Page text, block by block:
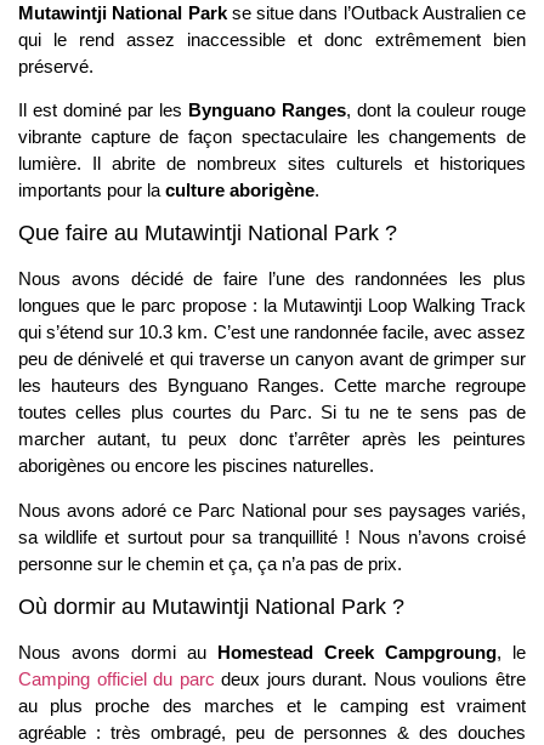
Mutawintji National Parkse situe dans l’Outback Australien ce
qui le rend assez inaccessible et donc extrêmement bien
préservé.
Il est dominé par les Bynguano Ranges, dont la couleur rouge
vibrante capture de façon spectaculaire les changements de
lumière. Il abrite de nombreux sites culturels et historiques
importants pour la culture aborigène.
Que faire au Mutawintji National Park ?
Nous avons décidé de faire l’une des randonnées les plus
longues que le parc propose : la Mutawintji Loop Walking Track
qui s’étend sur 10.3 km. C’est une randonnée facile, avec assez
peu de dénivelé et qui traverse un canyon avant de grimper sur
les hauteurs des Bynguano Ranges. Cette marche regroupe
toutes celles plus courtes du Parc. Si tu ne te sens pas de
marcher autant, tu peux donc t’arrêter après les peintures
aborigènes ou encore les piscines naturelles.
Nous avons adoré ce Parc National pour ses paysages variés,
sa wildlife et surtout pour sa tranquillité ! Nous n’avons croisé
personne sur le chemin et ça, ça n’a pas de prix.
Où dormir au Mutawintji National Park ?
Nous avons dormi au Homestead Creek Campgroung, le
Camping officiel du parc deux jours durant. Nous voulions être
au plus proche des marches et le camping est vraiment
agréable : très ombragé, peu de personnes & des douches